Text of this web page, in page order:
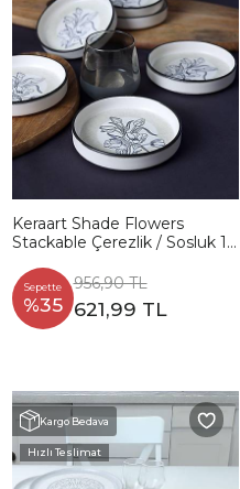
Keraart Shade Flowers
Stackable Çerezlik / Sosluk 14
Sepette
%35
956,90 TL
621,99 TL
Kargo Bedava
Hızlı Teslimat